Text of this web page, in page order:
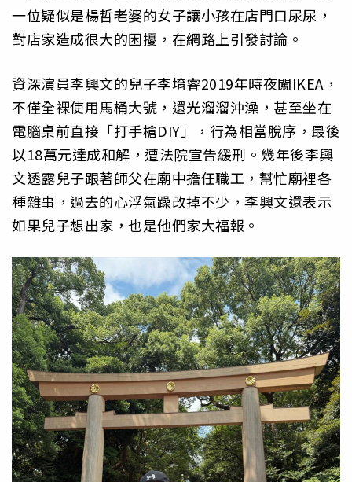
一位疑似是楊哲老婆的女子讓小孩在店門口尿尿，
對店家造成很大的困擾，在網路上引發討論。
資深演員李興文的兒子李堉睿2019年時夜闖IKEA，
不僅全裸使用馬桶大號，還光溜溜沖澡，甚至坐在
電腦桌前直接「打手槍DIY」，行為相當脫序，最後
以18萬元達成和解，遭法院宣告緩刑。幾年後李興
文透露兒子跟著師父在廟中擔任職工，幫忙廟裡各
種雜事，過去的心浮氣躁改掉不少，李興文還表示
如果兒子想出家，也是他們家大福報。